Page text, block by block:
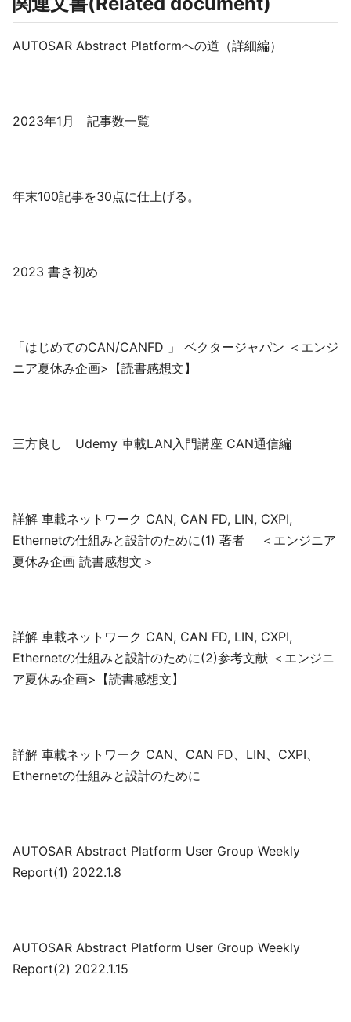
AUTOSAR Abstract Platformへの道（詳細編）
2023年1月 記事数一覧
年末100記事を30点に仕上げる。
2023 書き初め
「はじめてのCAN/CANFD 」 ベクタージャパン ＜エンジ
ニア夏休み企画>【読書感想文】
三方良し Udemy 車載LAN入門講座 CAN通信編
詳解 車載ネットワーク CAN, CAN FD, LIN, CXPI,
Ethernetの仕組みと設計のために(1) 著者 ＜エンジニア
夏休み企画 読書感想文＞
詳解 車載ネットワーク CAN, CAN FD, LIN, CXPI,
Ethernetの仕組みと設計のために(2)参考文献 ＜エンジニ
ア夏休み企画>【読書感想文】
詳解 車載ネットワーク CAN、CAN FD、LIN、CXPI、
Ethernetの仕組みと設計のために
AUTOSAR Abstract Platform User Group Weekly
Report(1) 2022.1.8
AUTOSAR Abstract Platform User Group Weekly
Report(2) 2022.1.15